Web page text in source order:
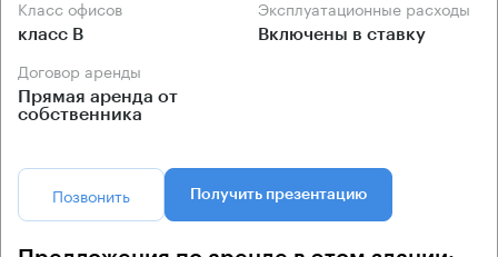
Класс офисов
класс B
Эксплуатационные расходы
Включены в ставку
Договор аренды
Прямая аренда от
собственника
Позвонить Получить презентацию